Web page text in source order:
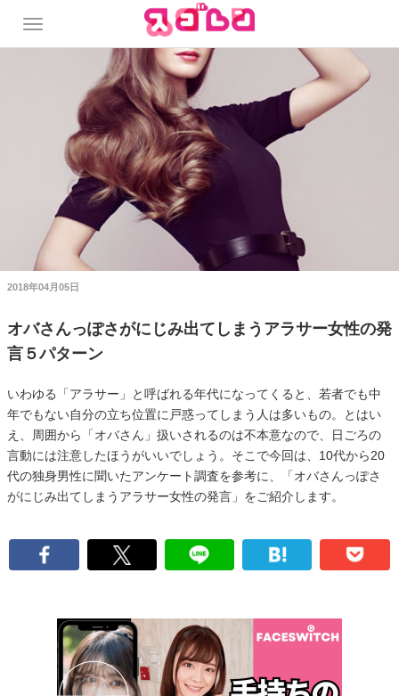
2018年04月05日
オバさんっぽさがにじみ出てしまうアラサー女性の発
言５パターン
いわゆる「アラサー」と呼ばれる年代になってくると、若者でも中
年でもない自分の立ち位置に戸惑ってしまう人は多いもの。とはい
え、周囲から「オバさん」扱いされるのは不本意なので、日ごろの
言動には注意したほうがいいでしょう。そこで今回は、10代から20
代の独身男性に聞いたアンケート調査を参考に、「オバさんっぽさ
がにじみ出てしまうアラサー女性の発言」をご紹介します。